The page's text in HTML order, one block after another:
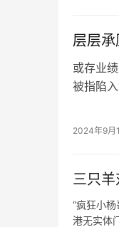
层层承
或存业
被指陷
2030年
根据福
营业收
47.4%。
2024年9月
三只
“疯狂小
港无实体